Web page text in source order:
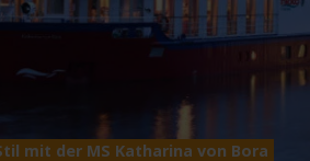
mit der MS Katharina von Bora